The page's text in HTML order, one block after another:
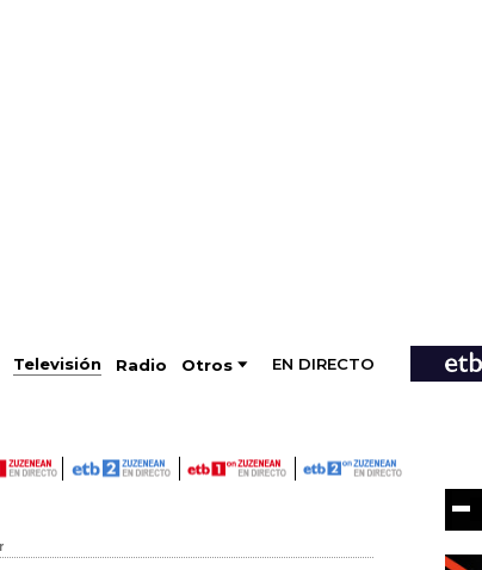
Televisión Radio Otros EN DIRECTO